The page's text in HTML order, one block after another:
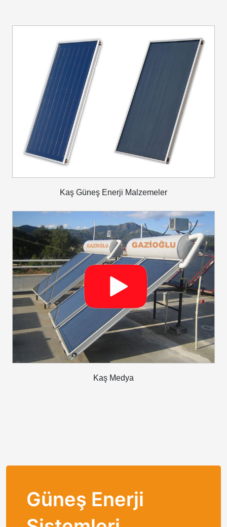
Kaş Güneş Enerji Malzemeler
Kaş Medya
Güneş Enerji